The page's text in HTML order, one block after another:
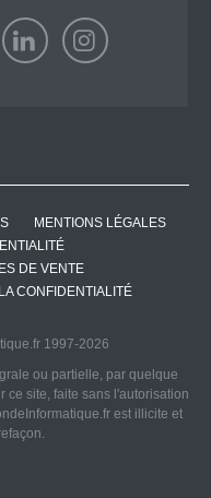
MENTIONS LÉGALES
DE VENTE
CONFIDENTIALITÉ
1997-2026
ou partielle, par quelque
ce site, faite sans l'autorisation
est illicite et